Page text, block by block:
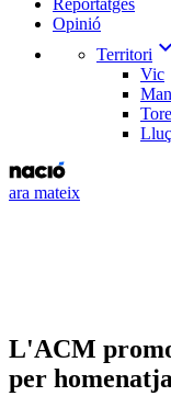
Opinió
Territori expand_more
Vic
ara mateix
L'ACM
per